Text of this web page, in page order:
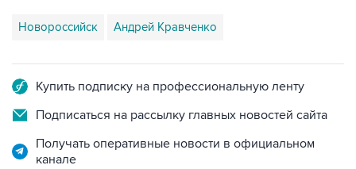
Новороссийск Андрей Кравченко
Купить подписку на профессиональную ленту
Подписаться на рассылку главных новостей сайта
Получать оперативные новости в официальном
канале